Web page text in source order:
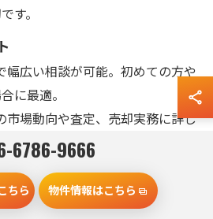
す。
幅広い相談が可能。初めての方や
に最適。
市場動向や査定、売却実務に詳し
査定依頼向き。
ケースや争いが想定される場合
6786-9666
ちら 物件情報はこちら